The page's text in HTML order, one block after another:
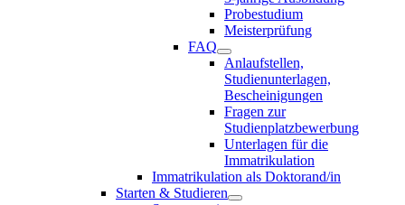
Probestudium
Meisterprüfung
FAQ
Anlaufstellen,
Studienunterlagen,
Bescheinigungen
Fragen zur
Studienplatzbewerbung
Unterlagen für die
Immatrikulation
Immatrikulation als Doktorand/in
Starten & Studieren